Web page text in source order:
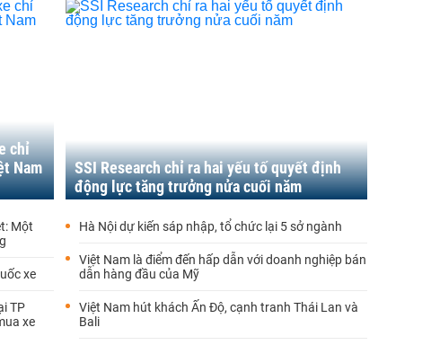
chỉ
Nam
Một
xe
TP
xe
SSI Research chỉ ra hai yếu tố quyết định
động lực tăng trưởng nửa cuối năm
Hà Nội dự kiến sáp nhập, tổ chức lại 5 sở ngành
Việt Nam là điểm đến hấp dẫn với doanh nghiệp bán
dẫn hàng đầu của Mỹ
Việt Nam hút khách Ấn Độ, cạnh tranh Thái Lan và
Bali